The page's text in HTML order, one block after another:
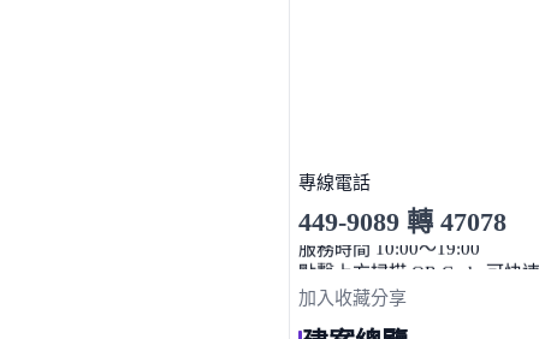
專線電話
449-9089 轉 47078
服務時間 10:00～19:00
加入收藏分享